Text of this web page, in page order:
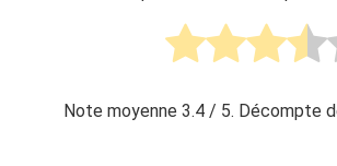
Note moyenne3.4 / 5. Décompte